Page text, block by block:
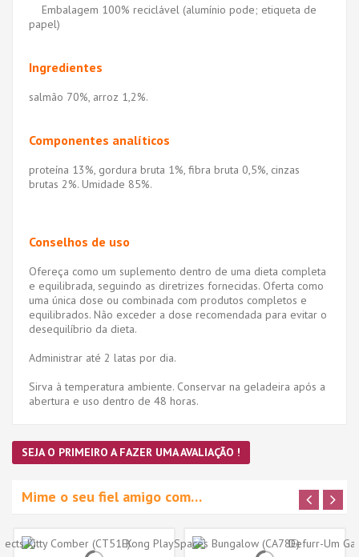
Embalagem 100% reciclável (alumínio pode; etiqueta de
papel)
Ingredientes
salmão 70%, arroz 1,2%.
Componentes analíticos
proteína 13%, gordura bruta 1%, fibra bruta 0,5%, cinzas
brutas 2%. Umidade 85%.
Conselhos de uso
Ofereça como um suplemento dentro de uma dieta completa
e equilibrada, seguindo as diretrizes fornecidas. Oferta como
uma única dose ou combinada com produtos completos e
equilibrados. Não exceder a dose recomendada para evitar o
desequilíbrio da dieta.
Administrar até 2 latas por dia.
Sirva à temperatura ambiente. Conservar na geladeira após a
abertura e uso dentro de 48 horas.
SEJA O PRIMEIRO A FAZER UMA AVALIAÇÃO !
Mime o seu fiel amigo com…